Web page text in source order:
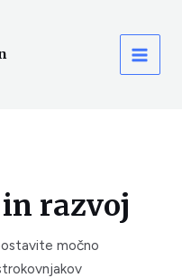
razvoj
močno